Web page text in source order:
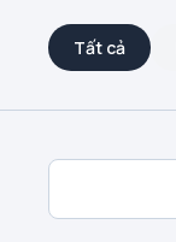
Tất cả